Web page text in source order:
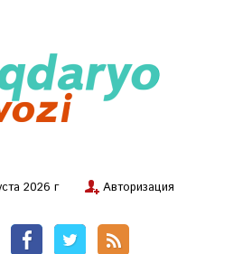
2026 г Авторизация